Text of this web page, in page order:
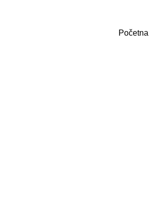
Početna